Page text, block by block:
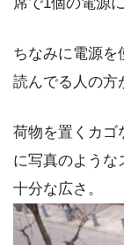
ちなみに電源を
読んでる人の方
荷物を置くカゴ
に写真のような
十分な広さ。